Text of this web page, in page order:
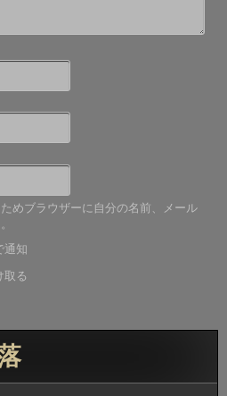
めブラウザーに自分の名前、メール
通知
取る